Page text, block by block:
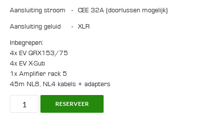
Aansluiting stroom - CEE 32A (doorlussen mogelijk)
Aansluiting geluid - XLR
Inbegrepen:
4x EV QRX153/75
4x EV X-Sub
1x Amplifier rack 5
45m NL8, NL4 kabels + adapters
Speaker
Set:
RESERVEER